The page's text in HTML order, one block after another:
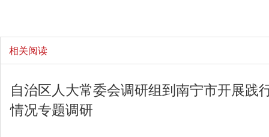
相关阅读
自治区人大常委会调研组到南宁市开展践
情况专题调研